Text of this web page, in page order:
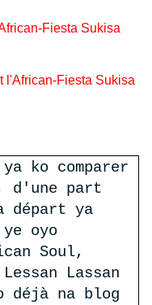
Fiesta Sukisa
l'African-Fiesta Sukisa
ko comparer
d'une part
départ ya
oyo
Soul,
Lassan
déjà na blog